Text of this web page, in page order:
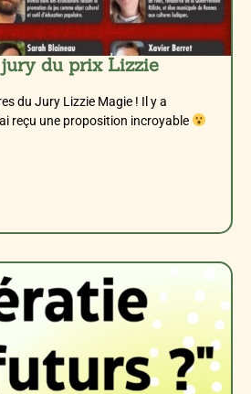
jury du prix Lizzie
du Jury Lizzie Magie ! Il y a
reçu une proposition incroyable